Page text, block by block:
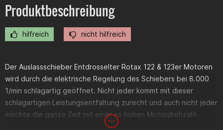
Produktbeschreibung
hilfreich nicht hilfreich
Der Auslassschieber Entdrosselter Rotax 122 & 123er Motoren
wird durch die elektrische Regelung des Schiebers bei 8.000
1/min schlagartig geöffnet. Nicht jeder kommt mit dieser
schlagartigen Leistungsentfaltung zurecht und auch nicht jeder
möchte die ganze Zeit mit einer so hohen Motordrehzahl
unterwegs sein. Dieser Tuningschieber hilft hier weiter. Die